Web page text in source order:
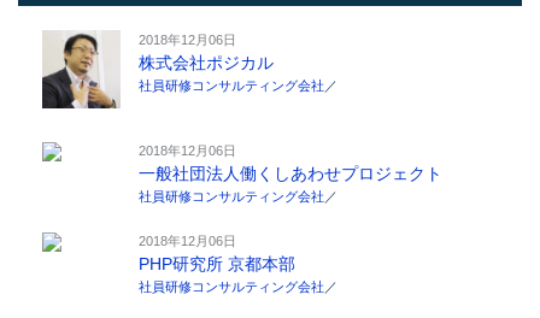
2018年12月06日
株式会社ポジカル
社員研修コンサルティング会社 ／
2018年12月06日
一般社団法人働くしあわせプロジェクト
社員研修コンサルティング会社 ／
2018年12月06日
PHP研究所 京都本部
社員研修コンサルティング会社 ／